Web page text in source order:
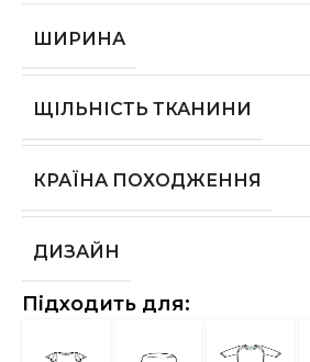
ШИРИНА
ЩІЛЬНІСТЬ ТКАНИНИ
КРАЇНА ПОХОДЖЕННЯ
ДИЗАЙН
Підходить для: